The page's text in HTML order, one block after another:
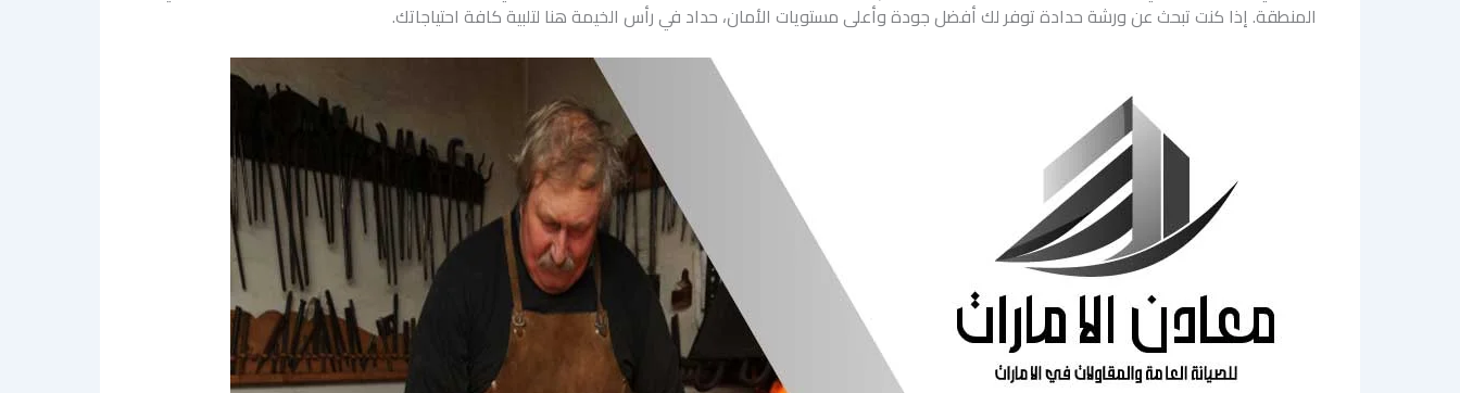
المنطقة. إذا كنت تبحث عن ورشة حدادة توفر لك أفضل جودة وأعلى مستويات الأمان، حداد في رأس الخيمة هنا لتلبية كافة احتياجاتك.